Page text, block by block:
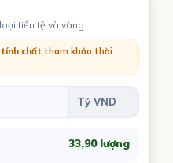
tiền tệ và vàng:
chất tham khảo thời
33,90 lượng